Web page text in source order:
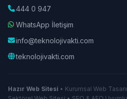
444 0 947
WhatsApp İletişim
info@teknolojivakti.com
teknolojivakti.com
Hazır Web Sitesi • Kurumsal Web